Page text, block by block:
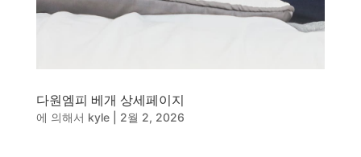
동영상 - (주)듀오백
동영상 - 삼양홀딩스
사진, 광고디자인 - (주)화요
사진, 광고디자인 - (주)광주요
다원엠피 베개 상세페이지
에 의해서 kyle| 2월 2, 2026